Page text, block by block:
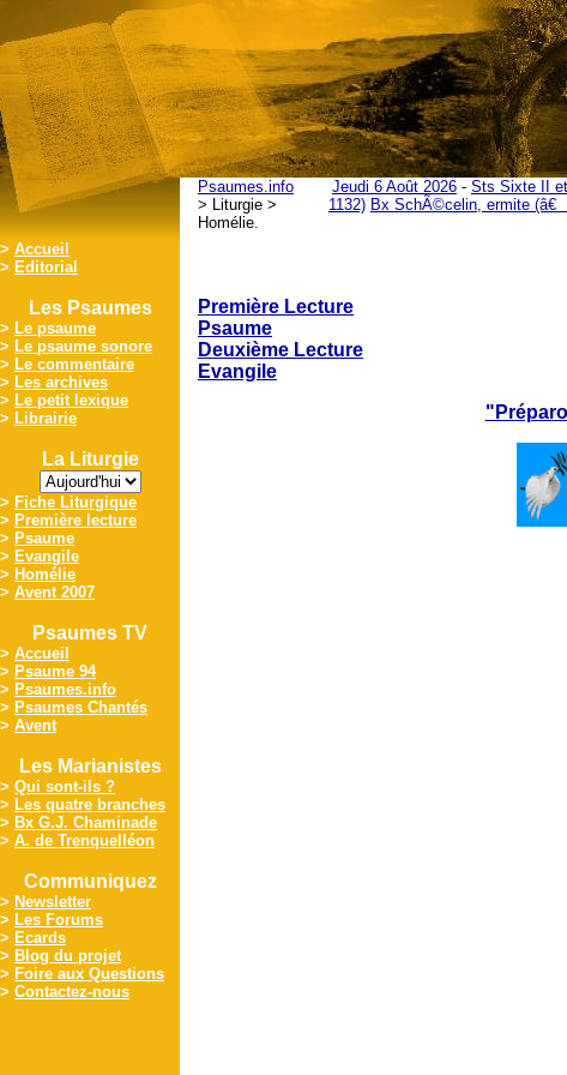
> Accueil
> Editorial
Les Psaumes
> Le psaume
> Le psaume sonore
> Le commentaire
> Les archives
> Le petit lexique
> Librairie
La Liturgie
> Fiche Liturgique
> Première lecture
> Psaume
> Evangile
> Homélie
> Avent 2007
Psaumes TV
> Accueil
> Psaume 94
> Psaumes.info
> Psaumes Chantés
> Avent
Les Marianistes
> Qui sont-ils ?
> Les quatre branches
> Bx G.J. Chaminade
> A. de Trenquelléon
Communiquez
> Newsletter
> Les Forums
> Ecards
> Blog du projet
> Foire aux Questions
> Contactez-nous
Psaumes.info
> Liturgie >
Homélie.
Jeudi 6 Août 2026 - Sts Sixte II
1132) Bx SchÃ©celin, ermite (â€
Première Lecture
Psaume
Deuxième Lecture
Evangile